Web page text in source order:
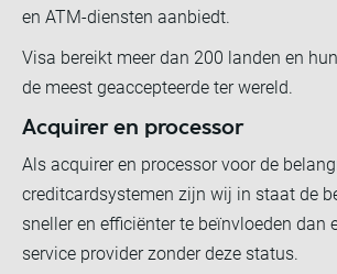
en ATM-diensten aanbiedt.
Visa bereikt meer dan 200 landen en
de meest geaccepteerde ter wereld.
Acquirer en processor
Als acquirer en processor voor de
creditcardsystemen zijn wij in staat de
sneller en efficiënter te beïnvloeden dan
service provider zonder deze status.